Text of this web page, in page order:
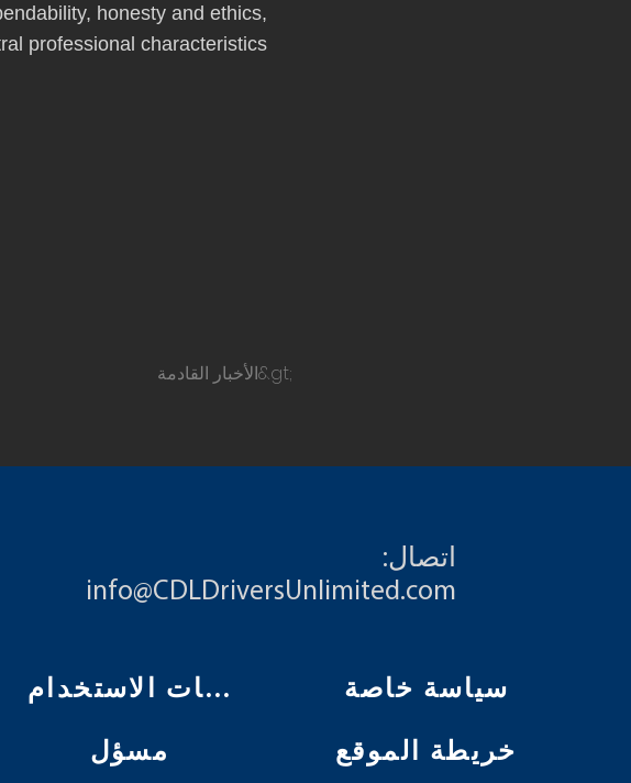
honesty and ethics,
professional characteristics.
الأخبار القادمة&gt;
اتصال:
info@CDLDriversUnlimited.com
تعليمات الاستخدام
مسؤل
سياسة خاصة
خريطة الموقع